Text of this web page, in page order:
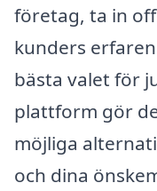
företag, ta in
kunders
bästa valet för
plattform gör
möjliga
och dina